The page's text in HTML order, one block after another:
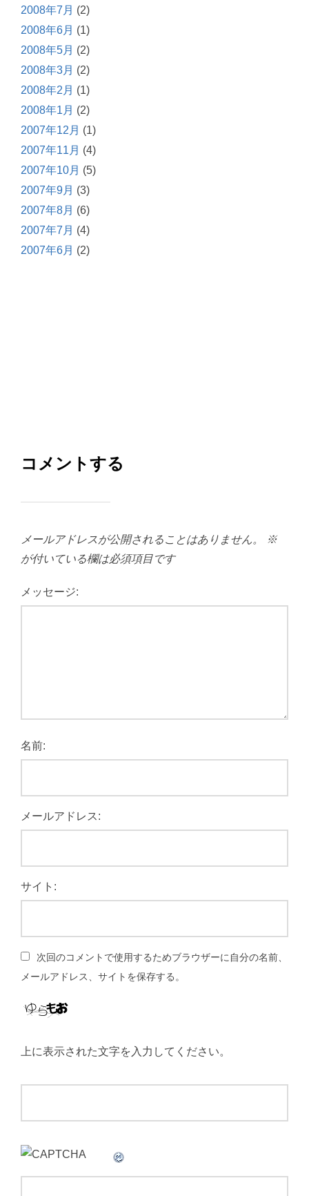
2008年7月 (2)
2008年6月 (1)
2008年5月 (2)
2008年3月 (2)
2008年2月 (1)
2008年1月 (2)
2007年12月 (1)
2007年11月 (4)
2007年10月 (5)
2007年9月 (3)
2007年8月 (6)
2007年7月 (4)
2007年6月 (2)
コメントする
メールアドレスが公開されることはありません。
※
が付いている欄は必須項目です
メッセージ:
名前:
メールアドレス:
サイト:
次回のコメントで使用するためブラウザーに自分の名前、
メールアドレス、サイトを保存する。
上に表示された文字を入力してください。